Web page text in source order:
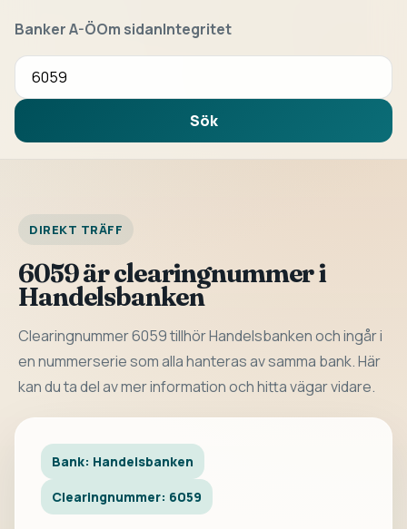
Banker A-ÖOm sidanIntegritet
Sök bank eller clearingnummer
Sök
DIREKT TRÄFF
6059 är clearingnummer i
Handelsbanken
Clearingnummer 6059 tillhör Handelsbanken och ingår i
en nummerserie som alla hanteras av samma bank. Här
kan du ta del av mer information och hitta vägar vidare.
Bank: Handelsbanken
Clearingnummer: 6059